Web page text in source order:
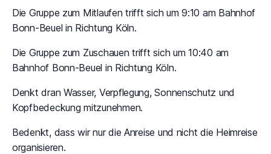
Die Gruppe zum Mitlaufen trifft sich um 9:10 am Bahnhof
Bonn-Beuel in Richtung Köln.
Die Gruppe zum Zuschauen trifft sich um 10:40 am
Bahnhof Bonn-Beuel in Richtung Köln.
Denkt dran Wasser, Verpflegung, Sonnenschutz und
Kopfbedeckung mitzunehmen.
Bedenkt, dass wir nur die Anreise und nicht die Heimreise
organisieren.